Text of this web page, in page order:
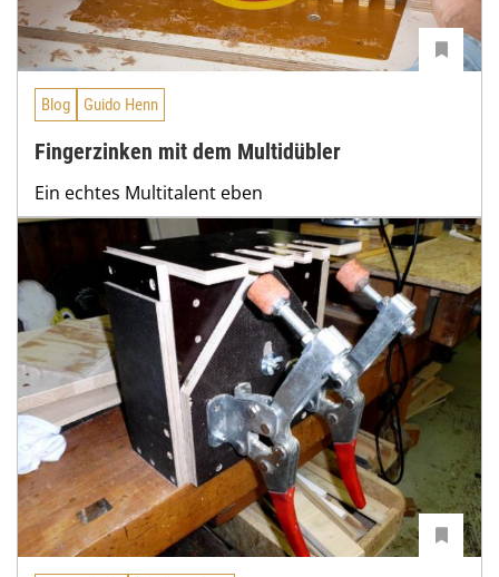
Blog Guido Henn
Fingerzinken mit dem Multidübler
Ein echtes Multitalent eben